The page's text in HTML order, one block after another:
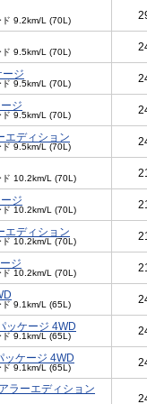
9.2km/L (70L)
9.5km/L (70L)
ジ
9.5km/L (70L)
ジ
9.5km/L (70L)
エディション
9.5km/L (70L)
10.2km/L (70L)
ジ
10.2km/L (70L)
エディション
10.2km/L (70L)
ジ
10.2km/L (70L)
9.1km/L (65L)
ッケージ 4WD
9.1km/L (65L)
ッケージ 4WD
9.1km/L (65L)
ラーエディション